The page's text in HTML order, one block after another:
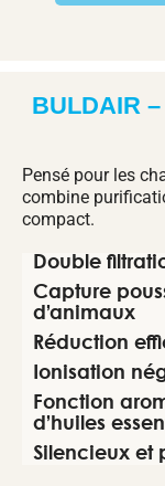
BULDAIR
Pensé pour les
combine
compact.
Double
Capture
d’animaux
Réduction
Ionisation
Fonction
d’huiles
Silencieux et